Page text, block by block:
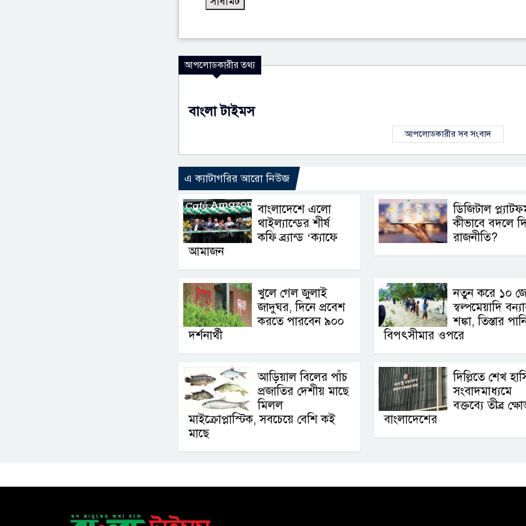
আপলোডকারীর তথ্য
বাংলা টাইমস
আপলোডকারীর সব সংবাদ
এ ক্যাটাগরির আরো নিউজ
বাংলাদেশে এলো
থাইল্যান্ডের শীর্ষ
কফি ব্র্যান্ড ‘ক্যাফে
আমাজন
ডিজিটাল
কীভাবে বদলে
রাজনীতি?
খুলে গেল জুলাই
জাদুঘর, দিনে প্রবেশ
করতে পারবেন ৯০০
দর্শনার্থী
নতুন করে ১০
স্বল্পমেয়াদি
শঙ্কা, তিস্তার
বিপৎসীমার ওপরে
আড়িয়াল বিলের পাঁচ
প্রজাতির দেশীয় মাছে
মিলল
মাইক্রোপ্লাস্টিক, সবচেয়ে বেশি কই
মাছে
দিল্লিতে শেখ
সংবাদমাধ্যমে
বক্তব্যে তীব্র
বাংলাদেশের